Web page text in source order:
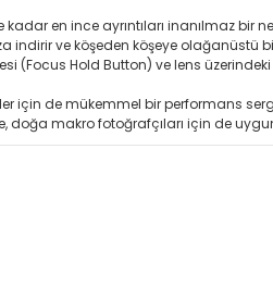
en ince ayrıntıları inanılmaz bir
indirir ve köşeden köşeye olağanüstü
(Focus Hold Button) ve lens
için de mükemmel bir performans
doğa makro fotoğrafçıları için de